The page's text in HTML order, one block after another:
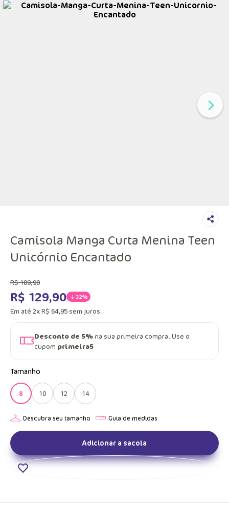
Camisola Manga Curta Menina Teen
Unicórnio Encantado
R$189,90
R$ 129,90 32%
Em até 2xR$ 64,95 sem juros
Desconto de 5%na sua primeira compra. Use o
cupom primeira5
Tamanho
8 10 12 14
Adicionar a sacola